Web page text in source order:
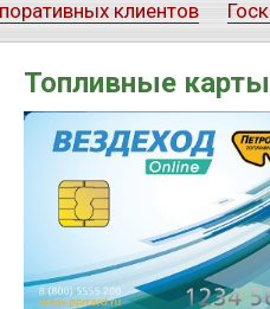
клиентов
Топливные